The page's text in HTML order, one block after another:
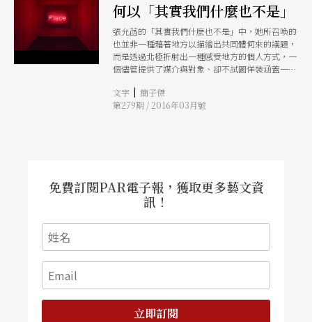
何以「其實我們什麼也不是」
張允菡的「其實我們什麼也不是」中，她所召喚的
也並非一種藉著地方以描繪出共同體何來的議題，
而是透過北極折射出一種感受地方的個人方式，一
個儘管提供了媒介與對象、卻不試圖佯裝涵蓋一切
種連結的世界中，儘管書寫與描繪看似貧瘠，卻能
讓我們重新獲得表情，這是或許僅有少數摯友才能
文字 | 簡子傑
第279期 / 2016年03月號
免費訂閱PAR電子報，獲取更多藝文資
訊！
立即訂閱